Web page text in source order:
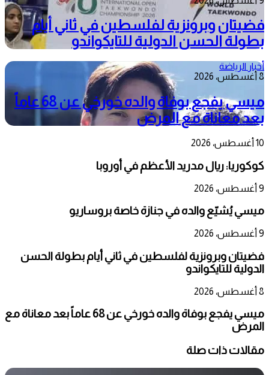
فضيتان وبرونزية لفلسطين في ثاني أيام
بطولة الحسن الدولية للتايكواندو
أخبار الرياضة
8 أغسطس، 2026
ميسي يفجع بوفاة والده خورخي عن 68 عاماً
بعد معاناة مع المرض
10 أغسطس، 2026
كوكوريا: ريال مدريد الأعظم في أوروبا
9 أغسطس، 2026
ميسي يُشيّع والده في جنازة خاصة بروساريو
9 أغسطس، 2026
فضيتان وبرونزية لفلسطين في ثاني أيام بطولة الحسن
الدولية للتايكواندو
8 أغسطس، 2026
ميسي يفجع بوفاة والده خورخي عن 68 عاماً بعد معاناة مع
المرض
مقالات ذات صلة